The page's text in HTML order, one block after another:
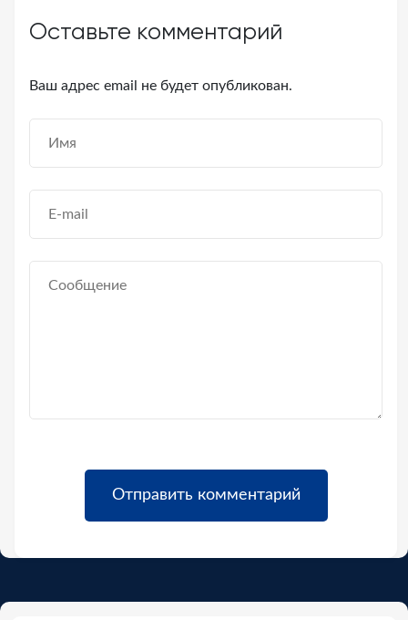
Оставьте комментарий
Ваш адрес email не будет опубликован.